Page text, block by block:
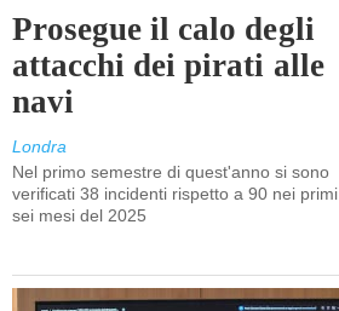
Prosegue il calo degli
attacchi dei pirati alle
navi
Londra
Nel primo semestre di quest'anno si sono
verificati 38 incidenti rispetto a 90 nei primi
sei mesi del 2025